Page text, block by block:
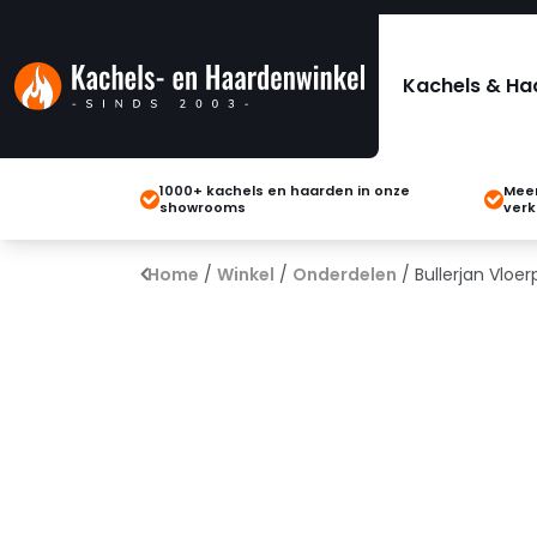
Kachels &
1000+ kachels en haarden in onze
showrooms
Home / Winkel / Onderdelen / Bullerjan